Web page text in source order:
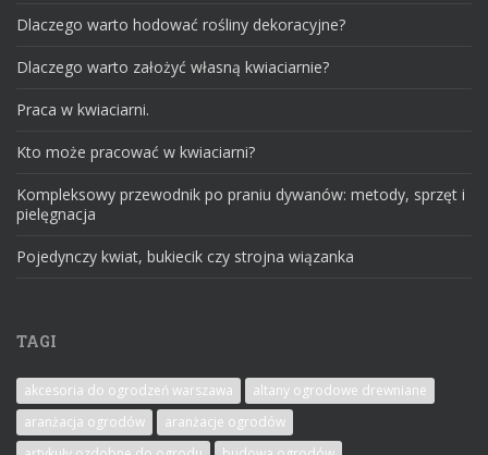
Dlaczego warto hodować rośliny dekoracyjne?
Dlaczego warto założyć własną kwiaciarnie?
Praca w kwiaciarni.
Kto może pracować w kwiaciarni?
Kompleksowy przewodnik po praniu dywanów: metody, sprzęt i
pielęgnacja
Pojedynczy kwiat, bukiecik czy strojna wiązanka
TAGI
akcesoria do ogrodzeń warszawa
altany ogrodowe drewniane
aranżacja ogrodów
aranżacje ogrodów